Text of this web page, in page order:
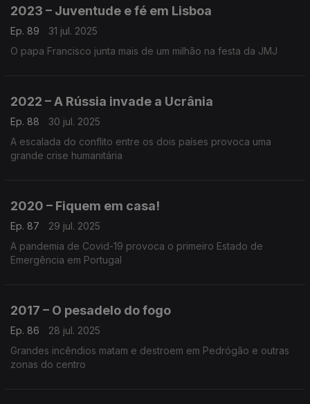
2023 – Juventude e fé em Lisboa
Ep. 89
31 jul. 2025
O papa Francisco junta mais de um milhão na festa da JMJ
2022 – A Rússia invade a Ucrânia
Ep. 88
30 jul. 2025
A escalada do conflito entre os dois países provoca uma
grande crise humanitária
2020 – Fiquem em casa!
Ep. 87
29 jul. 2025
A pandemia de Covid-19 provoca o primeiro Estado de
Emergência em Portugal
2017 – O pesadelo do fogo
Ep. 86
28 jul. 2025
Grandes incêndios matam e destroem em Pedrógão e outras
zonas do centro